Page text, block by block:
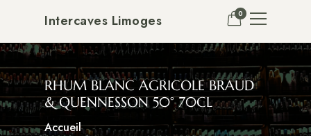
Intercaves Limoges 0
RHUM BLANC AGRICOLE BRAUD
& QUENNESSON 50° 70CL
Accueil